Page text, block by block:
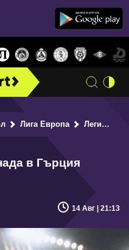
Лига Европа Легия не допусна изненада в Гърция
в Гърция
14 Авг | 21:13